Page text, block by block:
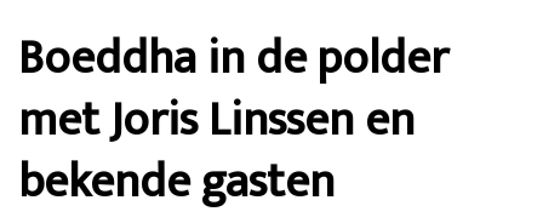
Boeddha in de polder
met Joris Linssen en
bekende gasten